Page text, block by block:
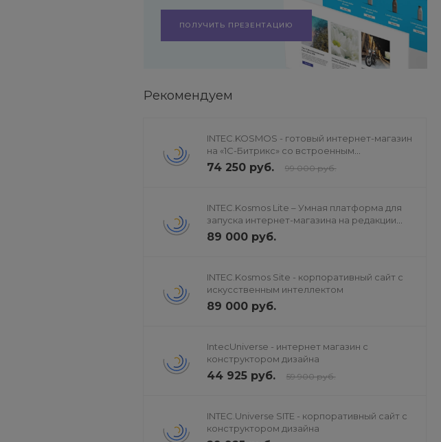
ПОЛУЧИТЬ ПРЕЗЕНТАЦИЮ
Рекомендуем
INTEC.KOSMOS - готовый интернет-магазин
на «1С-Битрикс» со встроенным
искусственным интеллектом
74 250 руб. 99 000 руб.
INTEC.Kosmos Lite – Умная платформа для
запуска интернет-магазина на редакции
«Старт»
89 000 руб.
INTEC.Kosmos Site - корпоративный сайт с
искусственным интеллектом
89 000 руб.
IntecUniverse - интернет магазин с
конструктором дизайна
44 925 руб. 59 900 руб.
INTEC.Universe SITE - корпоративный сайт с
конструктором дизайна